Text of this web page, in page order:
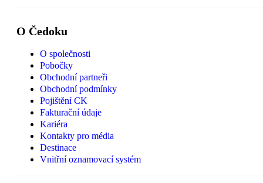
O Čedoku
O společnosti
Pobočky
Obchodní partneři
Obchodní podmínky
Pojištění CK
Fakturační údaje
Kariéra
Kontakty pro média
Destinace
Vnitřní oznamovací systém